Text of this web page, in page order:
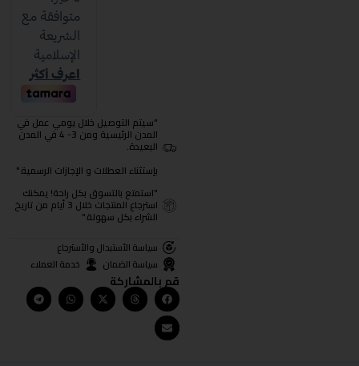
"سيتم التوصيل خلال يومي عمل في
المدن الرئيسية ومن 3- 4 في المدن
البعيدة.
بإستثناء العطلات و الإجازات الرسمية."
"استمتع بالتسوق بكل راحة! يمكنك
استرجاع المنتجات خلال 3 أيام من تاريخ
الشراء بكل سهولة."
سياسة الأستبدال والأسترجاع
سياسة الضمان
خدمة العملاء
قم بالمشاركة